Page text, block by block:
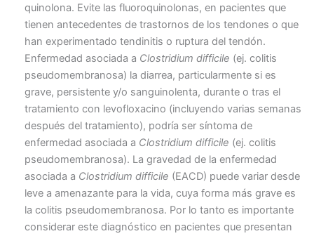
quinolona. Evite las fluoroquinolonas, en pacientes que
tienen antecedentes de trastornos de los tendones o que
han experimentado tendinitis o ruptura del tendón.
Enfermedad asociada a Clostridium difficile (ej. colitis
pseudomembranosa) la diarrea, particularmente si es
grave, persistente y/o sanguinolenta, durante o tras el
tratamiento con levofloxacino (incluyendo varias semanas
después del tratamiento), podría ser síntoma de
enfermedad asociada a Clostridium difficile (ej. colitis
pseudomembranosa). La gravedad de la enfermedad
asociada a Clostridium difficile (EACD) puede variar desde
leve a amenazante para la vida, cuya forma más grave es
la colitis pseudomembranosa. Por lo tanto es importante
considerar este diagnóstico en pacientes que presentan